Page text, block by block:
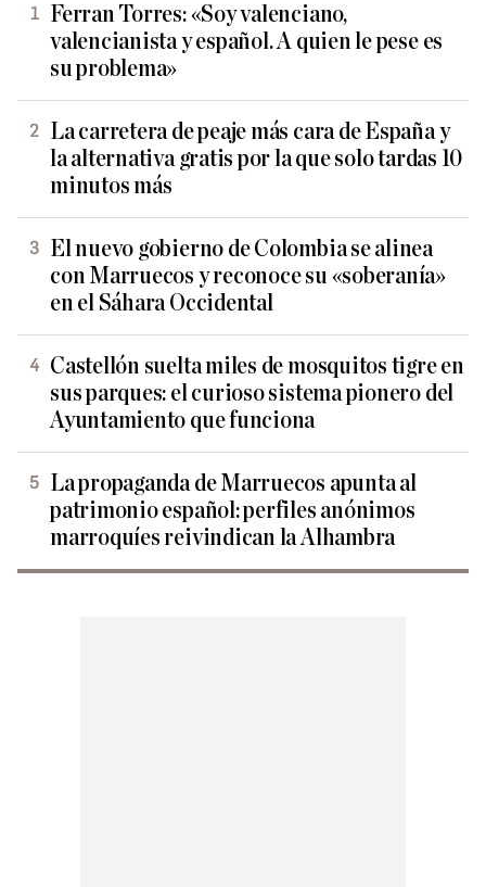
Ferran Torres: «Soy valenciano,
valencianista y español. A quien le pese es
su problema»
La carretera de peaje más cara de España y
la alternativa gratis por la que solo tardas 10
minutos más
El nuevo gobierno de Colombia se alinea
con Marruecos y reconoce su «soberanía»
en el Sáhara Occidental
Castellón suelta miles de mosquitos tigre en
sus parques: el curioso sistema pionero del
Ayuntamiento que funciona
La propaganda de Marruecos apunta al
patrimonio español: perfiles anónimos
marroquíes reivindican la Alhambra